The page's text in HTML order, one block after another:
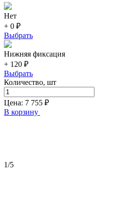
Нет
+ 0 ₽
Выбрать
Нижняя фиксация
+ 120 ₽
Выбрать
Количество, шт
Цена: 7 755 ₽
В корзину
1/5